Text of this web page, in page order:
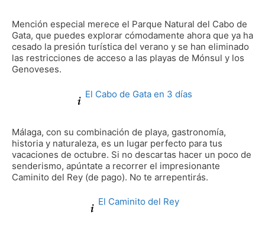
Mención especial merece el Parque Natural del Cabo de
Gata, que puedes explorar cómodamente ahora que ya ha
cesado la presión turística del verano y se han eliminado
las restricciones de acceso a las playas de Mónsul y los
Genoveses.
El Cabo de Gata en 3 días
Málaga, con su combinación de playa, gastronomía,
historia y naturaleza, es un lugar perfecto para tus
vacaciones de octubre. Si no descartas hacer un poco de
senderismo, apúntate a recorrer el impresionante
Caminito del Rey (de pago). No te arrepentirás.
El Caminito del Rey